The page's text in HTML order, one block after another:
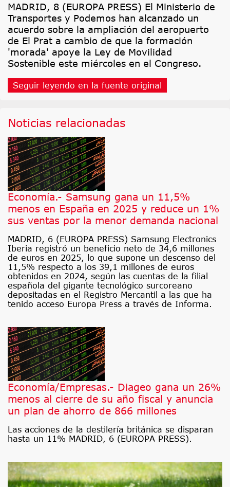
MADRID, 8 (EUROPA PRESS) El Ministerio de
Transportes y Podemos han alcanzado un
acuerdo sobre la ampliación del aeropuerto
de El Prat a cambio de que la formación
'morada' apoye la Ley de Movilidad
Sostenible este miércoles en el Congreso.
Seguir leyendo en la fuente original
Noticias relacionadas
Economía.- Samsung gana un 11,5%
menos en España en 2025 y reduce un 1%
sus ventas por la menor demanda nacional
MADRID, 6 (EUROPA PRESS) Samsung Electronics
Iberia registró un beneficio neto de 34,6 millones
de euros en 2025, lo que supone un descenso del
11,5% respecto a los 39,1 millones de euros
obtenidos en 2024, según las cuentas de la filial
española del gigante tecnológico surcoreano
depositadas en el Registro Mercantil a las que ha
tenido acceso Europa Press a través de Informa.
Economía/Empresas.- Diageo gana un 26%
menos al cierre de su año fiscal y anuncia
un plan de ahorro de 866 millones
Las acciones de la destilería británica se disparan
hasta un 11% MADRID, 6 (EUROPA PRESS).